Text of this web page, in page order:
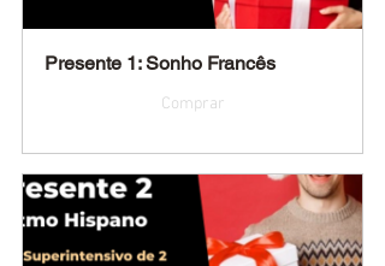
Presente 1: Sonho Francês
Comprar